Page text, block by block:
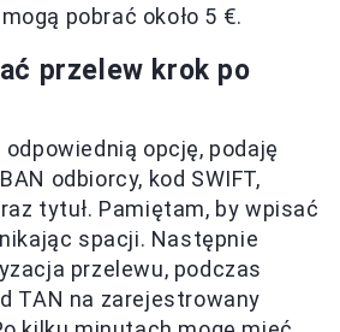
pobrać około 5 €.
przelew krok po
opcję, podaję
odbiorcy, kod SWIFT,
tytuł. Pamiętam, by wpisać
spacji. Następnie
przelewu, podczas
TAN na zarejestrowany